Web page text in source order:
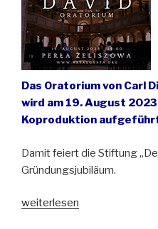
Das Oratorium von
wird am 19. August
Koproduktion
Damit feiert die Stiftung
Gründungsjubiläum.
„Oratorium
weiterlesen